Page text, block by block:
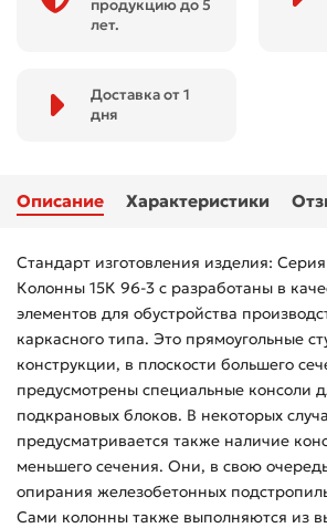
продукцию до 5
лет.
Доставка от 1
дня
Описание Характеристики
Стандарт изготовления изделия: Серия
Колонны 15К 96-3 с разработаны в
элементов для обустройства
каркасного типа. Это прямоугольные
конструкции, в плоскости большего
предусмотрены специальные консоли
подкрановых блоков. В некоторых
предусматривается также наличие
меньшего сечения. Они, в свою
опирания железобетонных
Сами колонны также выполняются из